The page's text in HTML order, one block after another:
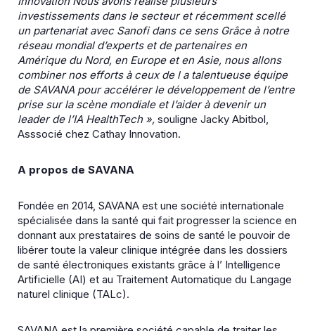
investissements dans le secteur et récemment scellé
un partenariat avec Sanofi dans ce sens Grâce à notre
réseau mondial d’experts et de partenaires en
Amérique du Nord, en Europe et en Asie, nous allons
combiner nos efforts à ceux de l a talentueuse équipe
de SAVANA pour accélérer le développement de l’entre
prise sur la scène mondiale et l’aider à devenir un
leader de l’IA HealthTech », souligne Jacky Abitbol,
Asssocié chez Cathay Innovation.
A propos de SAVANA
Fondée en 2014, SAVANA est une société internationale
spécialisée dans la santé qui fait progresser la science en
donnant aux prestataires de soins de santé le pouvoir de
libérer toute la valeur clinique intégrée dans les dossiers
de santé électroniques existants grâce à l’ Intelligence
Artificielle (AI) et au Traitement Automatique du Langage
naturel clinique (TALc).